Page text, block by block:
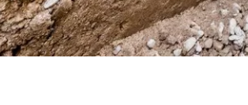
Højdebeholder Heldagervej - 13. oktober